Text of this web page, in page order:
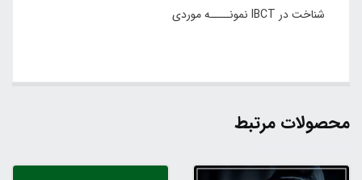
شناخت در IBCT نمونــــه موردی
محصولات مرتبط